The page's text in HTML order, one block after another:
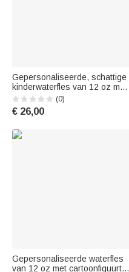
Gepersonaliseerde, schattige
kinderwaterfles van 12 oz met
dierenprint en strepen,
voorzien van een initiaal en
naam – ideaal als cadeau voor
verjaardag voor jongens, meis
(0)
€ 26,00
Gepersonaliseerde waterfles
van 12 oz met cartoonfiguurtje